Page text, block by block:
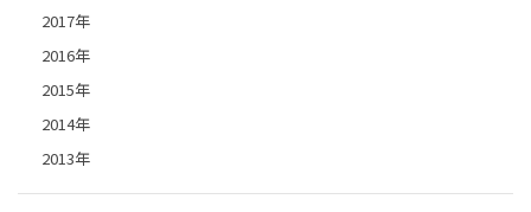
2017年
2016年
2015年
2014年
2013年